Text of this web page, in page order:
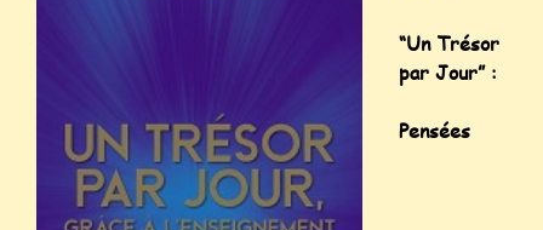
“Un Trésor
par Jour” :
Pensées